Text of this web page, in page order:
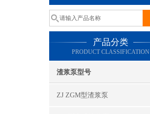
产品分类
PRODUCT CLASSIFICATION
渣浆泵型号
ZJ ZGM型渣浆泵